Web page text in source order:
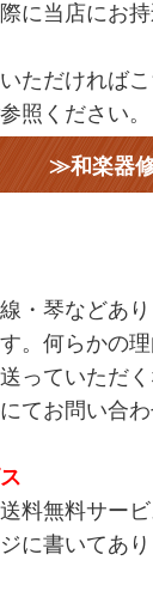
に当店にお
ただければ
照ください。
≫和楽器
・琴などあ
。何らかの
っていただ
てお問い合わ
料無料サービ
に書いてあ